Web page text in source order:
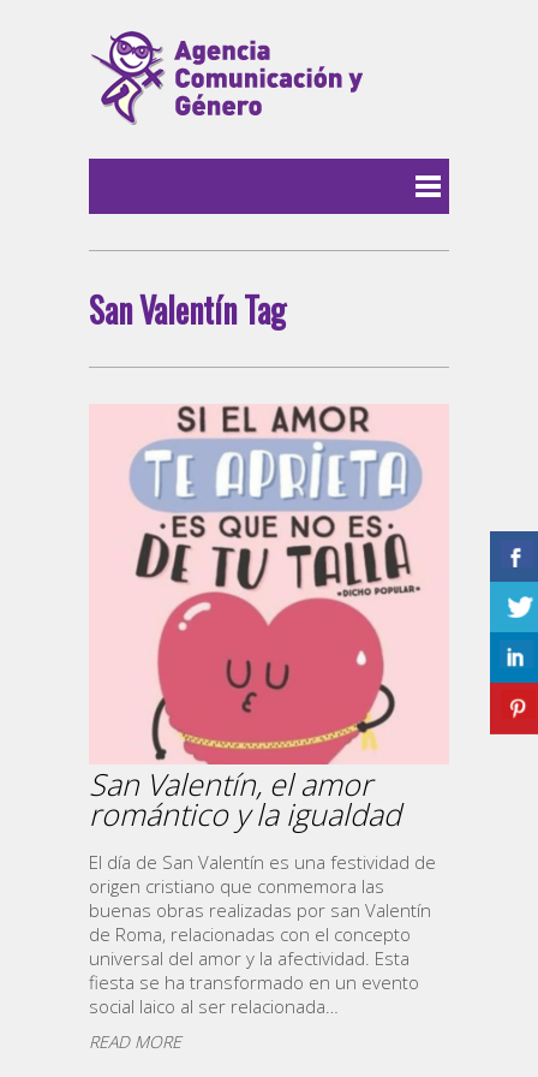
San Valentín Tag
San Valentín, el amor
romántico y la igualdad
El día de San Valentín es una festividad de
origen cristiano que conmemora las
buenas obras realizadas por san Valentín
de Roma, relacionadas con el concepto
universal del amor y la afectividad. Esta
fiesta se ha transformado en un evento
social laico al ser relacionada…
READ MORE